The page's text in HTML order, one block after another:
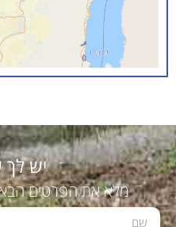
יש
מלא את הפרטים